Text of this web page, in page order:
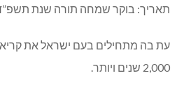
תאריך: בוקר שמחה תורה שנת תשפ”ד, אותו
עת בה מתחילים בעם ישראל את
2,000 שנים ויותר.